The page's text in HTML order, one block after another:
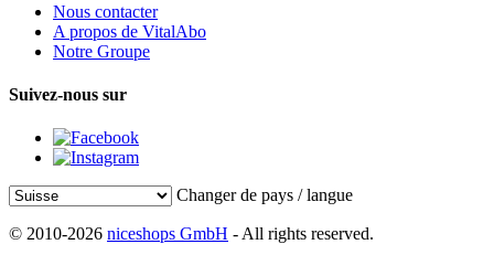
Nous contacter
A propos de VitalAbo
Notre Groupe
Suivez-nous sur
Changer de pays / langue
© 2010-2026 niceshops GmbH - All rights reserved.